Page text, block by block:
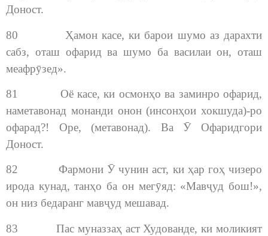
Доност.
80 Ҳамон касе, ки барои шумо аз дарахти
сабз, оташ офарид ва шумо ба василаи он, оташ
меафрӯзед».
81 Оё касе, ки осмонҳо ва заминро офарид,
наметавонад монанди онон (инсонҳои хокшуда)-ро
офарад?! Оре, (метавонад). Ва Ӯ Офаридгори
Доност.
82 Фармони Ӯ чунин аст, ки ҳар гоҳ чизеро
ирода кунад, танҳо ба он мегӯяд: «Мавҷуд бош!»,
он низ бедаранг мавҷуд мешавад.
83 Пас муназзаҳ аст Худованде, ки моликият